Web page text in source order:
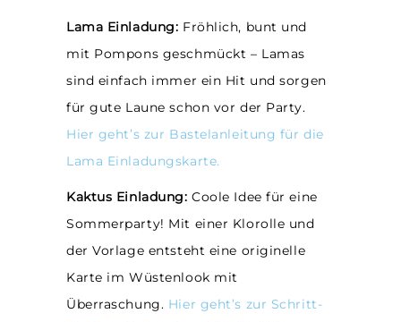
Lama Einladung: Fröhlich, bunt und
mit Pompons geschmückt – Lamas
sind einfach immer ein Hit und sorgen
für gute Laune schon vor der Party.
Hier geht’s zur Bastelanleitung für die
Lama Einladungskarte.
Kaktus Einladung: Coole Idee für eine
Sommerparty! Mit einer Klorolle und
der Vorlage entsteht eine originelle
Karte im Wüstenlook mit
Überraschung. Hier geht’s zur Schritt-